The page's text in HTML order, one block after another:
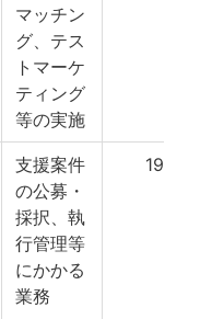
マッチン
グ、テス
トマーケ
ティング
等の実施
支援案件
の公募・
採択、執
行管理等
にかかる
業務
198